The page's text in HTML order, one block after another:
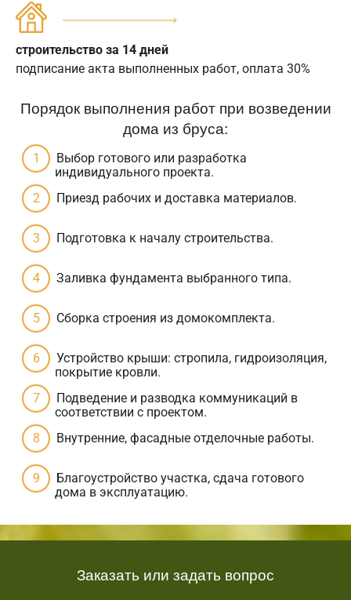
строительство за 14 дней
подписание акта выполненных работ, оплата 30%
Порядок выполнения работ при возведении
дома из бруса:
Выбор готового или разработка
индивидуального проекта.
Приезд рабочих и доставка материалов.
Подготовка к началу строительства.
Заливка фундамента выбранного типа.
Сборка строения из домокомплекта.
Устройство крыши: стропила, гидроизоляция,
покрытие кровли.
Подведение и разводка коммуникаций в
соответствии с проектом.
Внутренние, фасадные отделочные работы.
Благоустройство участка, сдача готового
дома в эксплуатацию.
Заказать или задать вопрос